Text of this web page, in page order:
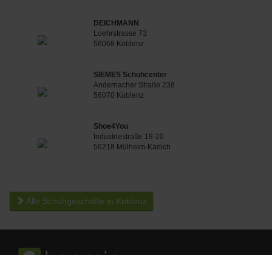
DEICHMANN
Loehrstrasse 73
56068 Koblenz
SIEMES Schuhcenter
Andernacher Straße 238
56070 Koblenz
Shoe4You
Industriestraße 18-20
56218 Mülheim-Kärlich
Alle Schuhgeschäfte in Koblenz